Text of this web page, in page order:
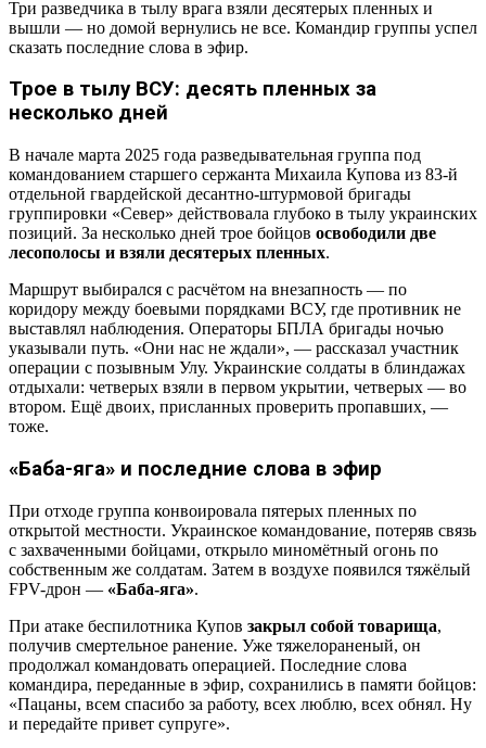
Три разведчика в тылу врага взяли десятерых пленных и
вышли — но домой вернулись не все. Командир группы успел
сказать последние слова в эфир.
Трое в тылу ВСУ: десять пленных за
несколько дней
В начале марта 2025 года разведывательная группа под
командованием старшего сержанта Михаила Купова из 83-й
отдельной гвардейской десантно-штурмовой бригады
группировки «Север» действовала глубоко в тылу украинских
позиций. За несколько дней трое бойцов освободили две
лесополосы и взяли десятерых пленных.
Маршрут выбирался с расчётом на внезапность — по
коридору между боевыми порядками ВСУ, где противник не
выставлял наблюдения. Операторы БПЛА бригады ночью
указывали путь. «Они нас не ждали», — рассказал участник
операции с позывным Улу. Украинские солдаты в блиндажах
отдыхали: четверых взяли в первом укрытии, четверых — во
втором. Ещё двоих, присланных проверить пропавших, —
тоже.
«Баба-яга» и последние слова в эфир
При отходе группа конвоировала пятерых пленных по
открытой местности. Украинское командование, потеряв связь
с захваченными бойцами, открыло миномётный огонь по
собственным же солдатам. Затем в воздухе появился тяжёлый
FPV-дрон — «Баба-яга».
При атаке беспилотника Купов закрыл собой товарища,
получив смертельное ранение. Уже тяжелораненый, он
продолжал командовать операцией. Последние слова
командира, переданные в эфир, сохранились в памяти бойцов:
«Пацаны, всем спасибо за работу, всех люблю, всех обнял. Ну
и передайте привет супруге».